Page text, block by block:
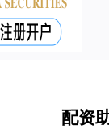
配资